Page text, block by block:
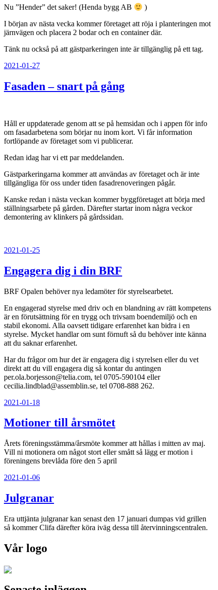
Nu ”Hender” det saker! (Henda bygg AB
)
I början av nästa vecka kommer företaget att röja i planteringen mot
järnvägen och placera 2 bodar och en container där.
Tänk nu också på att gästparkeringen inte är tillgänglig på ett tag.
Publicerat
2021-01-27
Fasaden – snart på gång
Håll er uppdaterade genom att se på hemsidan och i appen för info
om fasadarbetena som börjar nu inom kort. Vi får information
fortlöpande av företaget som vi publicerar.
Redan idag har vi ett par meddelanden.
Gästparkeringarna kommer att användas av företaget och är inte
tillgängliga för oss under tiden fasadrenoveringen pågår.
Kanske redan i nästa veckan kommer byggföretaget att börja med
ställningsarbete på gården. Därefter startar inom några veckor
demontering av klinkers på gårdssidan.
Publicerat
2021-01-25
Engagera dig i din BRF
BRF Opalen behöver nya ledamöter för styrelsearbetet.
En engagerad styrelse med driv och en blandning av rätt kompetens
är en förutsättning för en trygg och trivsam boendemiljö och en
stabil ekonomi. Alla oavsett tidigare erfarenhet kan bidra i en
styrelse. Mycket handlar om sunt förnuft så du behöver inte känna
att du saknar erfarenhet.
Har du frågor om hur det är engagera dig i styrelsen eller du vet
direkt att du vill engagera dig så kontar du antingen
per.ola.borjesson@telia.com, tel 0705-590104 eller
cecilia.lindblad@assemblin.se, tel 0708-888 262.
Publicerat
2021-01-18
Motioner till årsmötet
Årets föreningsstämma/årsmöte kommer att hållas i mitten av maj.
Vill ni motionera om något stort eller smått så lägg er motion i
föreningens brevlåda före den 5 april
Publicerat
2021-01-06
Julgranar
Era uttjänta julgranar kan senast den 17 januari dumpas vid grillen
så kommer Clifa därefter köra iväg dessa till återvinningscentralen.
Vår logo